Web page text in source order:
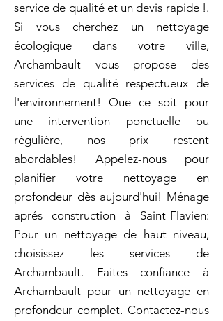
service de qualité et un devis rapide !.
Si vous cherchez un nettoyage
écologique dans votre ville,
Archambault vous propose des
services de qualité respectueux de
l'environnement! Que ce soit pour
une intervention ponctuelle ou
régulière, nos prix restent
abordables! Appelez-nous pour
planifier votre nettoyage en
profondeur dès aujourd'hui! Ménage
aprés construction à Saint-Flavien:
Pour un nettoyage de haut niveau,
choisissez les services de
Archambault. Faites confiance à
Archambault pour un nettoyage en
profondeur complet. Contactez-nous